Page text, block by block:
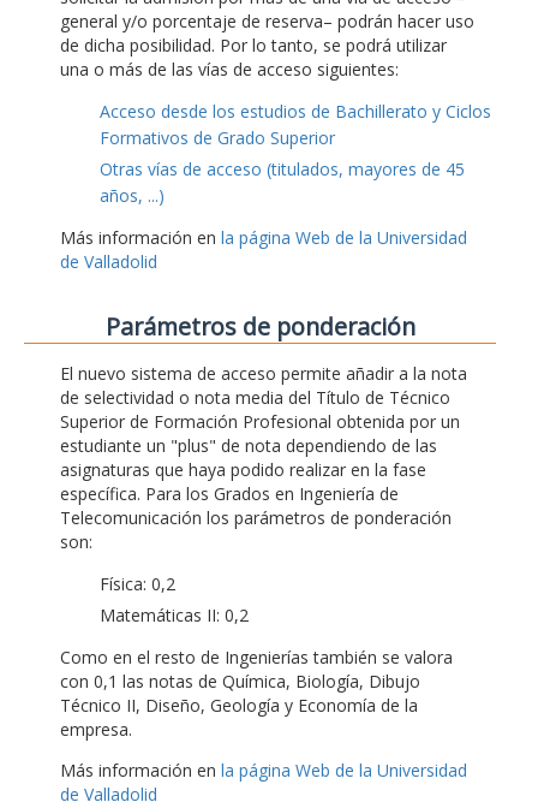
general y/o porcentaje de reserva– podrán hacer uso
de dicha posibilidad. Por lo tanto, se podrá utilizar
una o más de las vías de acceso siguientes:
Acceso desde los estudios de Bachillerato y Ciclos
Formativos de Grado Superior
Otras vías de acceso (titulados, mayores de 45
años, ...)
Más información en la página Web de la Universidad
de Valladolid
Parámetros de ponderación
El nuevo sistema de acceso permite añadir a la nota
de selectividad o nota media del Título de Técnico
Superior de Formación Profesional obtenida por un
estudiante un "plus" de nota dependiendo de las
asignaturas que haya podido realizar en la fase
específica. Para los Grados en Ingeniería de
Telecomunicación los parámetros de ponderación
son:
Física: 0,2
Matemáticas II: 0,2
Como en el resto de Ingenierías también se valora
con 0,1 las notas de Química, Biología, Dibujo
Técnico II, Diseño, Geología y Economía de la
empresa.
Más información en la página Web de la Universidad
de Valladolid